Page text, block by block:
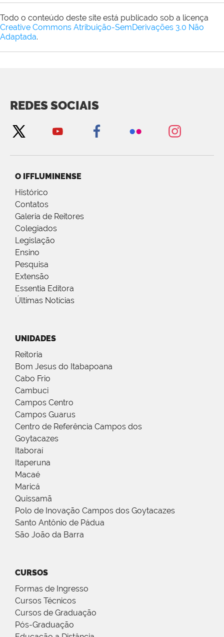
Todo o conteúdo deste site está publicado sob a licença
Creative Commons Atribuição-SemDerivações 3.0 Não
Adaptada.
REDES SOCIAIS
O IFFLUMINENSE
Histórico
Contatos
Galeria de Reitores
Colegiados
Legislação
Ensino
Pesquisa
Extensão
Essentia Editora
Últimas Notícias
UNIDADES
Reitoria
Bom Jesus do Itabapoana
Cabo Frio
Cambuci
Campos Centro
Campos Guarus
Centro de Referência Campos dos
Goytacazes
Itaboraí
Itaperuna
Macaé
Maricá
Quissamã
Polo de Inovação Campos dos Goytacazes
Santo Antônio de Pádua
São João da Barra
CURSOS
Formas de Ingresso
Cursos Técnicos
Cursos de Graduação
Pós-Graduação